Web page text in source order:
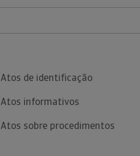
Atos de identificação
Atos informativos
Atos sobre procedimentos